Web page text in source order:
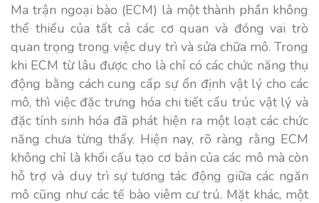
Ma trận ngoại bào (ECM) là một thành phần không
thể thiếu của tất cả các cơ quan và đóng vai trò
quan trọng trong việc duy trì và sửa chữa mô. Trong
khi ECM từ lâu được cho là chỉ có các chức năng thụ
động bằng cách cung cấp sự ổn định vật lý cho các
mô, thì việc đặc trưng hóa chi tiết cấu trúc vật lý và
đặc tính sinh hóa đã phát hiện ra một loạt các chức
năng chưa từng thấy. Hiện nay, rõ ràng rằng ECM
không chỉ là khối cấu tạo cơ bản của các mô mà còn
hỗ trợ và duy trì sự tương tác động giữa các ngăn
mô cũng như các tế bào viêm cư trú. Mặt khác, một